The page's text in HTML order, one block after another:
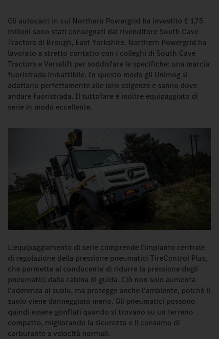
Gli autocarri in cui Northern Powergrid ha investito £ 1,75
milioni sono stati consegnati dal rivenditore South Cave
Tractors di Brough, East Yorkshire. Northern Powergrid ha
lavorato a stretto contatto con i colleghi di South Cave
Tractors e Versalift per soddisfare le specifiche: una marcia
fuoristrada imbattibile. In questo modo gli Unimog si
adattano perfettamente alle loro esigenze e sanno dove
andare fuoristrada. Il tuttofare è inoltre equipaggiato di
serie in modo eccellente.
L'equipaggiamento di serie comprende l'impianto centrale
di regolazione della pressione pneumatici TireControl Plus,
che permette al conducente di ridurre la pressione degli
pneumatici dalla cabina di guida. Ciò non solo aumenta
l'aderenza al suolo, ma protegge anche l'ambiente, poiché il
suolo viene danneggiato meno. Gli pneumatici possono
quindi essere gonfiati quando si trovano su un terreno
compatto, migliorando la sicurezza e il consumo di
carburante a velocità normali.